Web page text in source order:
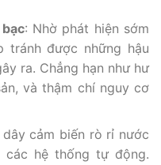
: Nhờ phát hiện sớm
tránh được những hậu
ra. Chẳng hạn như hư
và thậm chí nguy cơ
cảm biến rò rỉ nước
hệ thống tự động.